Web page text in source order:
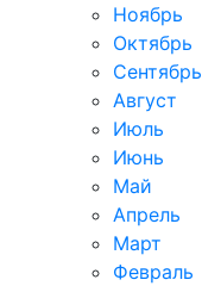
Ноябрь
Октябрь
Сентябрь
Август
Июль
Июнь
Май
Апрель
Март
Февраль